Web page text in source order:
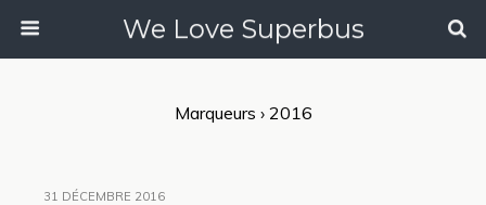
We Love Superbus
Marqueurs › 2016
31 DÉCEMBRE 2016